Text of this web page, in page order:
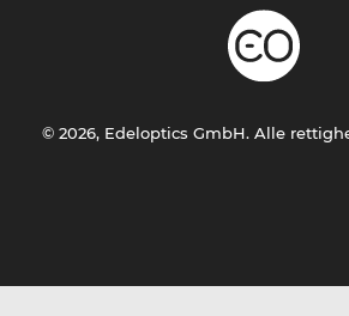
© 2026, Edeloptics GmbH. Alle